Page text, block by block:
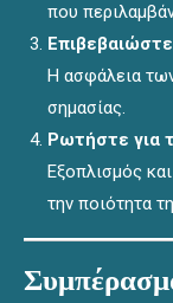
που
Η ασφάλεια
σημασίας.
Ρωτήστε για
Εξοπλισμός
την ποιότητα